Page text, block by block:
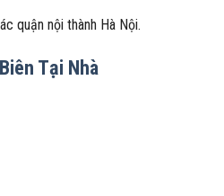
quận nội thành Hà Nội.
Tại Nhà